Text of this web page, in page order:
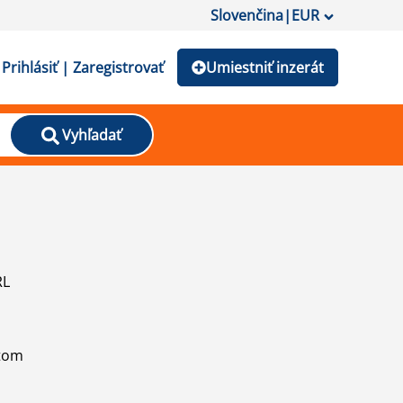
Slovenčina|EUR
Prihlásiť | Zaregistrovať Umiestniť inzerát
Vyhľadať